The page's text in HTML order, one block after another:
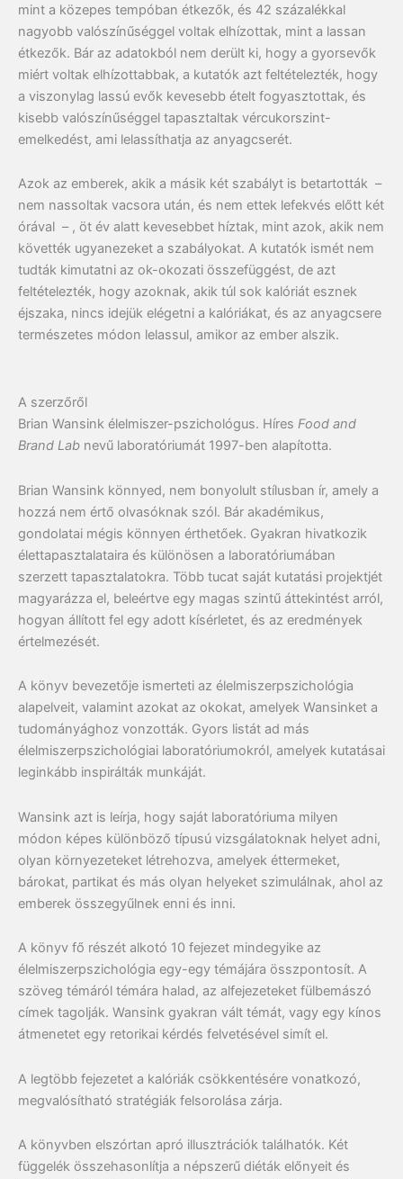
mint a közepes tempóban étkezők, és 42 százalékkal
nagyobb valószínűséggel voltak elhízottak, mint a lassan
étkezők. Bár az adatokból nem derült ki, hogy a gyorsevők
miért voltak elhízottabbak, a kutatók azt feltételezték, hogy
a viszonylag lassú evők kevesebb ételt fogyasztottak, és
kisebb valószínűséggel tapasztaltak vércukorszint-
emelkedést, ami lelassíthatja az anyagcserét.
Azok az emberek, akik a másik két szabályt is betartották –
nem nassoltak vacsora után, és nem ettek lefekvés előtt két
órával – , öt év alatt kevesebbet híztak, mint azok, akik nem
követték ugyanezeket a szabályokat. A kutatók ismét nem
tudták kimutatni az ok-okozati összefüggést, de azt
feltételezték, hogy azoknak, akik túl sok kalóriát esznek
éjszaka, nincs idejük elégetni a kalóriákat, és az anyagcsere
természetes módon lelassul, amikor az ember alszik.
A szerzőről
Brian Wansink élelmiszer-pszichológus. Híres Food and
Brand Lab nevű laboratóriumát 1997-ben alapította.
Brian Wansink könnyed, nem bonyolult stílusban ír, amely a
hozzá nem értő olvasóknak szól. Bár akadémikus,
gondolatai mégis könnyen érthetőek. Gyakran hivatkozik
élettapasztalataira és különösen a laboratóriumában
szerzett tapasztalatokra. Több tucat saját kutatási projektjét
magyarázza el, beleértve egy magas szintű áttekintést arról,
hogyan állított fel egy adott kísérletet, és az eredmények
értelmezését.
A könyv bevezetője ismerteti az élelmiszerpszichológia
alapelveit, valamint azokat az okokat, amelyek Wansinket a
tudományághoz vonzották. Gyors listát ad más
élelmiszerpszichológiai laboratóriumokról, amelyek kutatásai
leginkább inspirálták munkáját.
Wansink azt is leírja, hogy saját laboratóriuma milyen
módon képes különböző típusú vizsgálatoknak helyet adni,
olyan környezeteket létrehozva, amelyek éttermeket,
bárokat, partikat és más olyan helyeket szimulálnak, ahol az
emberek összegyűlnek enni és inni.
A könyv fő részét alkotó 10 fejezet mindegyike az
élelmiszerpszichológia egy-egy témájára összpontosít. A
szöveg témáról témára halad, az alfejezeteket fülbemászó
címek tagolják. Wansink gyakran vált témát, vagy egy kínos
átmenetet egy retorikai kérdés felvetésével simít el.
A legtöbb fejezetet a kalóriák csökkentésére vonatkozó,
megvalósítható stratégiák felsorolása zárja.
A könyvben elszórtan apró illusztrációk találhatók. Két
függelék összehasonlítja a népszerű diéták előnyeit és